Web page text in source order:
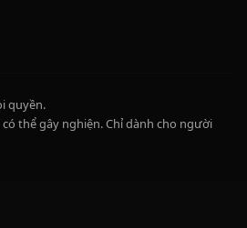
quyền.
thể gây nghiện. Chỉ dành cho người